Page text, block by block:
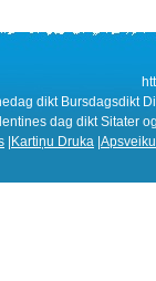
dikt Bursdagsdikt
dag dikt Sitater
Kartiņu Druka